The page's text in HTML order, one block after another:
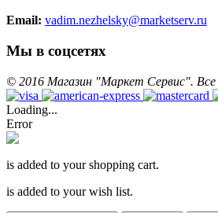
Email: vadim.nezhelsky@marketserv.ru
Мы в соцсетях
© 2016 Магазин "Маркет Сервис".
Loading...
Error
is added to your shopping cart.
is added to your wish list.